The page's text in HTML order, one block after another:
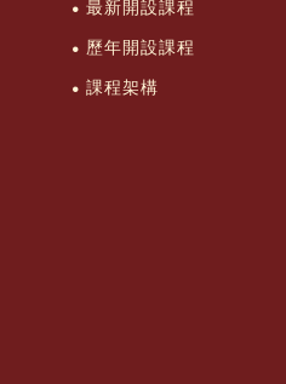
最新開設課程
歷年開設課程
課程架構